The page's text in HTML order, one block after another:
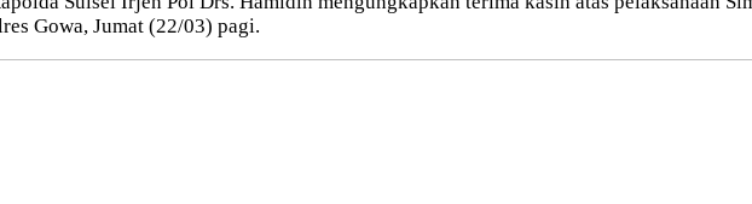
Gowa, Jumat (22/03) pagi.